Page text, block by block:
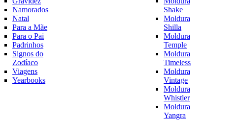
Namorados
Natal
Para a Mãe
Para o Pai
Padrinhos
Signos do
Zodíaco
Viagens
Yearbooks
Shake
Moldura
Shilla
Moldura
Temple
Moldura
Timeless
Moldura
Vintage
Moldura
Whistler
Moldura
Yangra